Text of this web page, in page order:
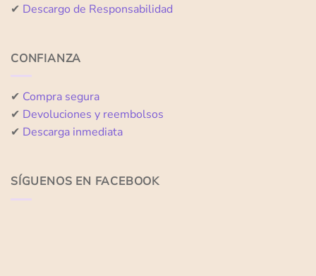
✔ Descargo de Responsabilidad
CONFIANZA
✔ Compra segura
✔ Devoluciones y reembolsos
✔ Descarga inmediata
SÍGUENOS EN FACEBOOK